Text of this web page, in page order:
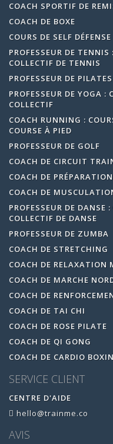
COACH SPORTIF DE
COACH DE BOXE
COURS DE SELF DÉFENSE
PROFESSEUR DE
COLLECTIF DE TENNIS
PROFESSEUR DE PILATES
PROFESSEUR DE YOGA
COLLECTIF
COACH RUNNING :
COURSE À PIED
PROFESSEUR DE GOLF
COACH DE CIRCUIT
COACH DE
COACH DE
PROFESSEUR DE DANSE
COLLECTIF DE DANSE
PROFESSEUR DE ZUMBA
COACH DE STRETCHING
COACH DE RELAXATION
COACH DE MARCHE
COACH DE
COACH DE TAI CHI
COACH DE ROSE PILATE
COACH DE QI GONG
COACH DE CARDIO
SERVICE CLIENT
CENTRE D'AIDE
hello@trainme.co
AVIS